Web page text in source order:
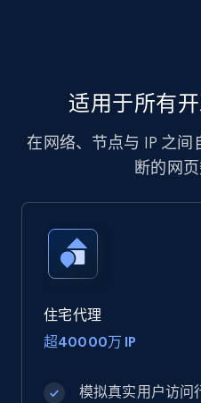
适用于所有
在网络、节点与 IP 之
断的网页
住宅代理
超40000万 IP
模拟真实用户访问